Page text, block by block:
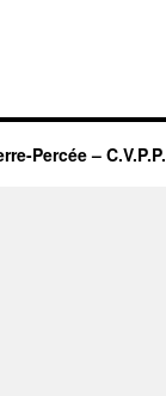
Percée – C.V.P.P.